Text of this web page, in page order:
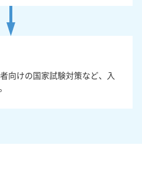
向けの国家試験対策など、入